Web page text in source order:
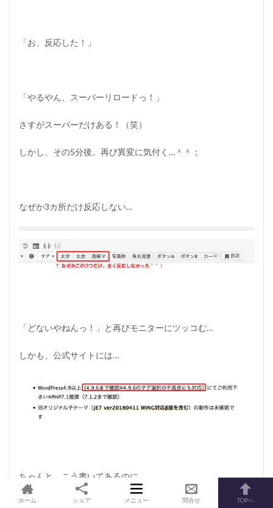
「お、反応した！」
「やるやん、スーパーリロードっ！」
さすがスーパーだけある！ （笑）
しかし、その5分後。再び異変に気付く…＾＾；
なぜか3カ所だけ反応しない…
「どないやねんっ！」と再びモニターにツッコむ…
しかも、公式サイトには…
ちゃんと、こう書いてあるのに…
ホーム シェア メニュー 問合せ TOPへ